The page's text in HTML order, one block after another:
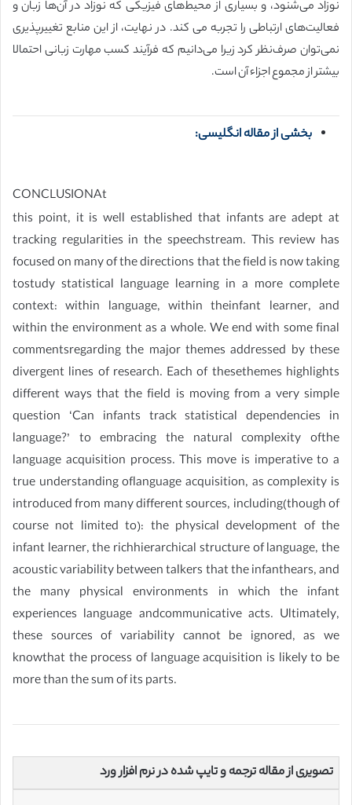
نوزاد می‌شنود، و بسیاری از محیط‌های فیزیکی که‌ نوزاد در آن‌ها زبان و
فعالیت‌های ارتباطی را تجربه می کند. در نهایت، از این منابع تغییرپذیری
نمی‌توان صرف‌نظر کرد زیرا می‌دانیم که فرآیند کسب مهارت زبانی احتمالا
بیشتر از مجموع اجزاء آن است.
بخشی از مقاله انگلیسی:
CONCLUSIONAt
this point, it is well established that infants are adept at
tracking regularities in the speechstream. This review has
focused on many of the directions that the field is now taking
tostudy statistical language learning in a more complete
context: within language, within theinfant learner, and
within the environment as a whole. We end with some final
commentsregarding the major themes addressed by these
divergent lines of research. Each of thesethemes highlights
different ways that the field is moving from a very simple
question ‘Can infants track statistical dependencies in
language?’ to embracing the natural complexity ofthe
language acquisition process. This move is imperative to a
true understanding oflanguage acquisition, as complexity is
introduced from many different sources, including(though of
course not limited to): the physical development of the
infant learner, the richhierarchical structure of language, the
acoustic variability between talkers that the infanthears, and
the many physical environments in which the infant
experiences language andcommunicative acts. Ultimately,
these sources of variability cannot be ignored, as we
knowthat the process of language acquisition is likely to be
more than the sum of its parts.
تصویری از مقاله ترجمه و تایپ شده در نرم افزار ورد